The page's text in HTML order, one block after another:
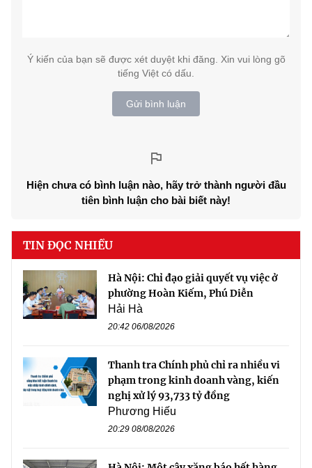
Ý kiến của bạn sẽ được xét duyệt khi đăng. Xin vui lòng gõ
tiếng Việt có dấu.
Gửi bình luận
Hiện chưa có bình luận nào, hãy trở thành người đầu
tiên bình luận cho bài biết này!
TIN ĐỌC NHIỀU
Hà Nội: Chỉ đạo giải quyết vụ việc ở
phường Hoàn Kiếm, Phú Diễn
Hải Hà
20:42 06/08/2026
Thanh tra Chính phủ chỉ ra nhiều vi
phạm trong kinh doanh vàng, kiến
nghị xử lý 93,733 tỷ đồng
Phương Hiếu
20:29 08/08/2026